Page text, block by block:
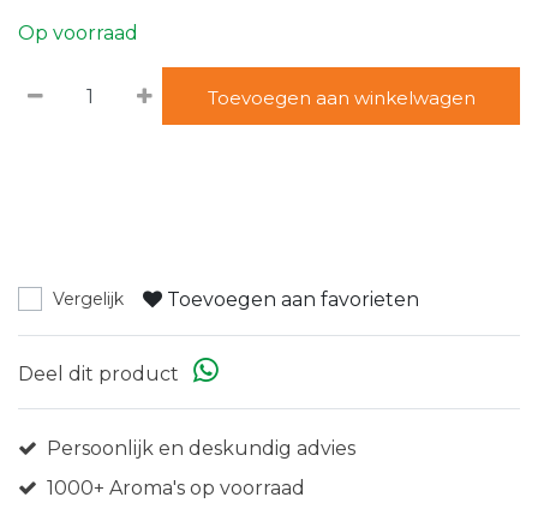
Op voorraad
Toevoegen aan winkelwagen
Vergelijk Toevoegen aan favorieten
Deel dit product
Persoonlijk en deskundig advies
1000+ Aroma's op voorraad